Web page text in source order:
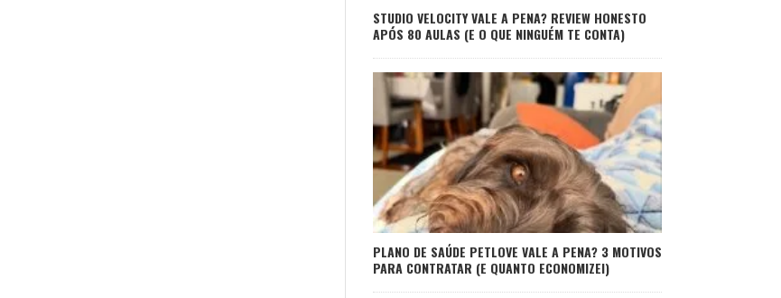
STUDIO VELOCITY VALE A PENA? REVIEW HONESTO
APÓS 80 AULAS (E O QUE NINGUÉM TE CONTA)
PLANO DE SAÚDE PETLOVE VALE A PENA? 3 MOTIVOS
PARA CONTRATAR (E QUANTO ECONOMIZEI)